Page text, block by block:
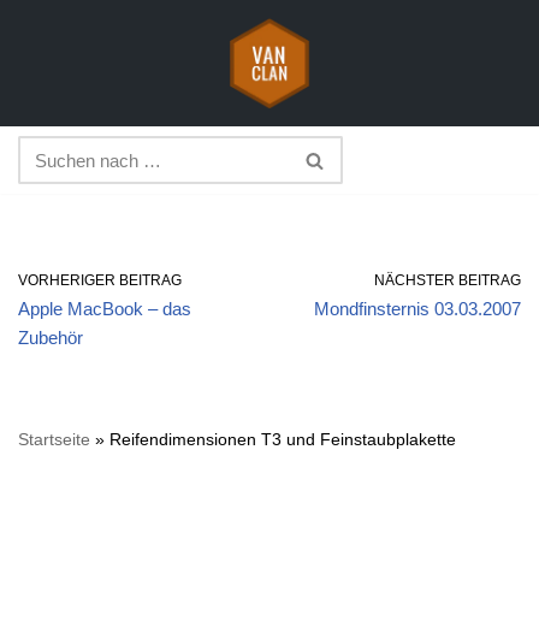
springen
VORHERIGER BEITRAG
Apple MacBook – das
Zubehör
NÄCHSTER BEITRAG
Mondfinsternis 03.03.2007
Startseite » Reifendimensionen T3 und Feinstaubplakette